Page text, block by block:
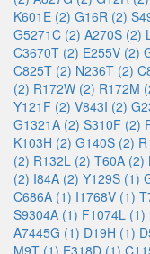
K601E (2) G16R (2)
G5271C (2) A270S (2)
C3670T (2) E255V (2)
C825T (2) N236T (2)
(2) R172W (2) R172M
Y121F (2) V843I (2)
G1321A (2) S310F (2)
K103H (2) G140S (2)
(2) R132L (2) T60A (2)
(2) I84A (2) Y129S (1)
C686A (1) I1768V (1)
S9304A (1) F1074L (1)
A7445G (1) D19H (1)
M9T (1) E318D (1)